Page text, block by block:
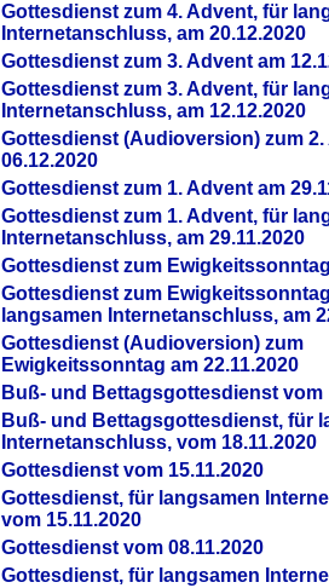
Gottesdienst zum 4. Advent, für
Internetanschluss, am 20.12.2020
Gottesdienst zum 3. Advent am
Gottesdienst zum 3. Advent, für
Internetanschluss, am 12.12.2020
Gottesdienst (Audioversion) zum 2.
06.12.2020
Gottesdienst zum 1. Advent am
Gottesdienst zum 1. Advent, für
Internetanschluss, am 29.11.2020
Gottesdienst zum
Gottesdienst zum
langsamen Internetanschluss, am
Gottesdienst (Audioversion) zum
Ewigkeitssonntag am 22.11.2020
Buß- und Bettagsgottesdienst vom
Buß- und Bettagsgottesdienst, für
Internetanschluss, vom 18.11.2020
Gottesdienst vom 15.11.2020
Gottesdienst, für langsamen
vom 15.11.2020
Gottesdienst vom 08.11.2020
Gottesdienst, für langsamen